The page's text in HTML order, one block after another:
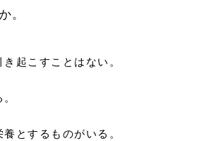
。
起こすことはない。
とするものがいる。